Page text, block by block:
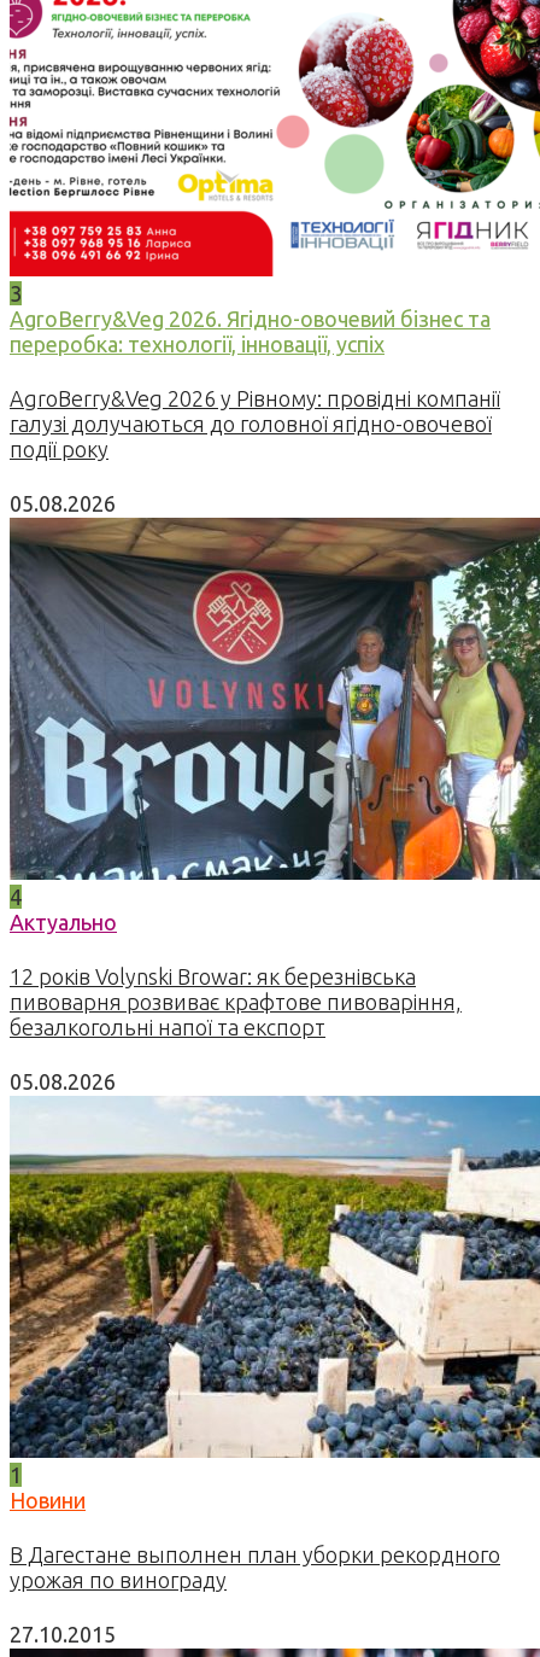
3
AgroBerry&Veg 2026. Ягідно-овочевий бізнес та
переробка: технології, інновації, успіх
AgroBerry&Veg 2026 у Рівному: провідні компанії
галузі долучаються до головної ягідно-овочевої
події року
05.08.2026
4
Актуально
12 років Volynski Browar: як березнівська
пивоварня розвиває крафтове пивоваріння,
безалкогольні напої та експорт
05.08.2026
1
Новини
В Дагестане выполнен план уборки рекордного
урожая по винограду
27.10.2015